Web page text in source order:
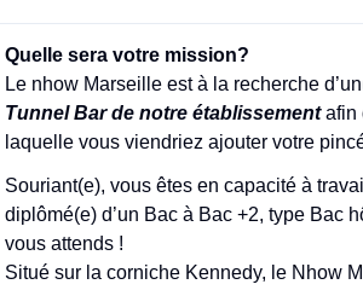
Quelle sera votre mission?
Le nhow Marseille est à la recherche
Tunnel Bar de notre établissementafin
laquelle vous viendriez ajouter votre
Souriant(e), vous êtes en capacité à
diplômé(e) d’un Bac à Bac +2, type Bac
vous attends !
Situé sur la corniche Kennedy, le Nhow